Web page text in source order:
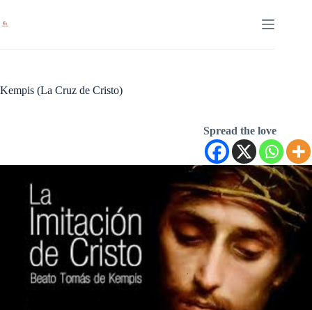
contenido
Kempis (La Cruz de Cristo)
Spread the love